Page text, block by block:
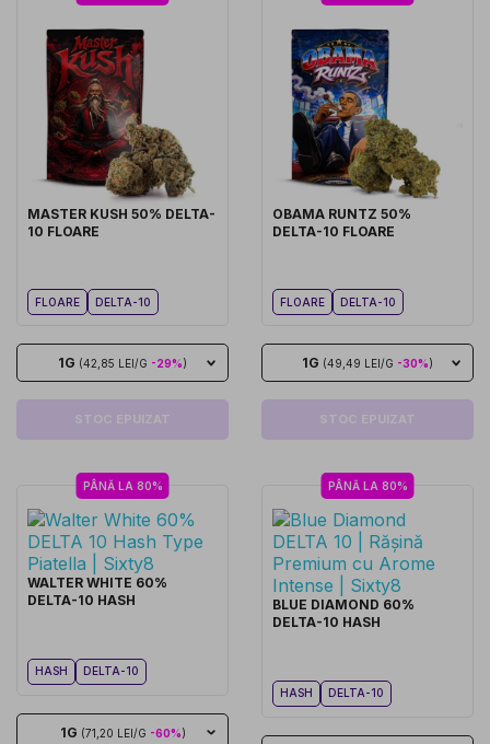
MASTER KUSH 50% DELTA-
10 FLOARE
FLOARE DELTA-10
1G (42,85 LEI/G -29%)
STOC EPUIZAT
OBAMA RUNTZ 50%
DELTA-10 FLOARE
FLOARE DELTA-10
1G (49,49 LEI/G -30%)
STOC EPUIZAT
PÂNĂ LA 80%
WALTER WHITE 60%
DELTA-10 HASH
HASH DELTA-10
1G (71,20 LEI/G -60%)
PÂNĂ LA 80%
BLUE DIAMOND 60%
DELTA-10 HASH
HASH DELTA-10